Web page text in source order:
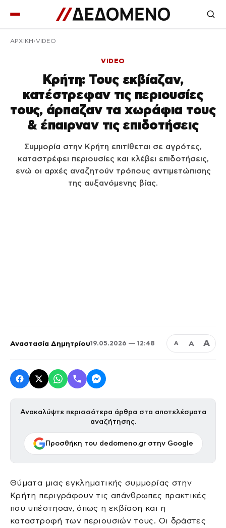
ΑΡΧΙΚΉ VIDEO
VIDEO
Κρήτη: Τους εκβίαζαν,
κατέστρεφαν τις περιουσίες
τους, άρπαζαν τα χωράφια τους
& έπαιρναν τις επιδοτήσεις
Συμμορία στην Κρήτη επιτίθεται σε αγρότες,
καταστρέφει περιουσίες και κλέβει επιδοτήσεις,
ενώ οι αρχές αναζητούν τρόπους αντιμετώπισης
της αυξανόμενης βίας.
Αναστασία Δημητρίου19.05.2026 — 12:48 Α Α Α
Ανακαλύψτε περισσότερα άρθρα στα αποτελέσματα
αναζήτησης.
Προσθήκη του dedomeno.gr στην Google
Θύματα μιας εγκληματικής συμμορίας στην
Κρήτη περιγράφουν τις απάνθρωπες πρακτικές
που υπέστησαν, όπως η εκβίαση και η
καταστροφή των περιουσιών τους. Οι δράστες